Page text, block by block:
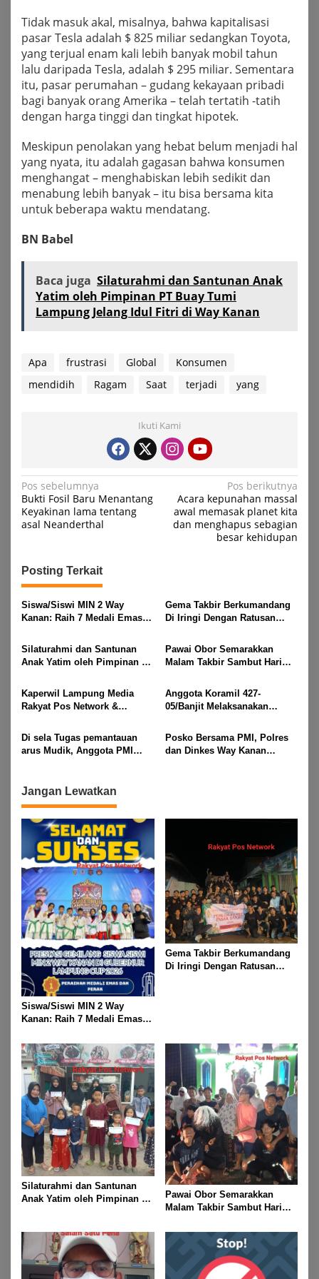
Tidak masuk akal, misalnya, bahwa kapitalisasi
pasar Tesla adalah $ 825 miliar sedangkan Toyota,
yang terjual enam kali lebih banyak mobil tahun
lalu daripada Tesla, adalah $ 295 miliar. Sementara
itu, pasar perumahan – gudang kekayaan pribadi
bagi banyak orang Amerika – telah tertatih -tatih
dengan harga tinggi dan tingkat hipotek.
Meskipun penolakan yang hebat belum menjadi hal
yang nyata, itu adalah gagasan bahwa konsumen
menghangat – menghabiskan lebih sedikit dan
menabung lebih banyak – itu bisa bersama kita
untuk beberapa waktu mendatang.
BN Babel
Baca juga Silaturahmi dan Santunan Anak
Yatim oleh Pimpinan PT Buay Tumi
Lampung Jelang Idul Fitri di Way Kanan
Apa frustrasi Global
Konsumen
mendidih
Ragam Saat terjadi yang
Ikuti Kami
Navigasi
pos
Pos sebelumnya
Bukti Fosil Baru Menantang
Keyakinan lama tentang
asal Neanderthal
Pos berikutnya
Acara kepunahan massal
awal memasak planet kita
dan menghapus sebagian
besar kehidupan
Posting Terkait
Siswa/Siswi MIN 2 Way
Kanan: Raih 7 Medali Emas
Gubernur Lampung Cup 2
Taekwondo Championship
2026
Gema Takbir Berkumandang
Di Iringi Dengan Ratusan
Rayakan Kemenangan Idul
Fitri 1447 H
Silaturahmi dan Santunan
Anak Yatim oleh Pimpinan PT
Idul Fitri di Way Kanan
Pawai Obor Semarakkan
Malam Takbir Sambut Hari
M, Di Kampung Simpang
Asam, Kecamatan Banjit
Kaperwil Lampung Media
Rakyat Pos Network &
Network,Tergabung Di Forum
DPC KWRI, Way Kanan :
Mengucapkan Selamat Hari
Anggota Koramil 427-
05/Banjit Melaksanakan
ogoh Di Wilayah Bali Sadhar,
Kecamatan Banjit
Di sela Tugas pemantauan
arus Mudik, Anggota PMI
Demi Selamatkan Nyawa
Posko Bersama PMI, Polres
dan Dinkes Way Kanan
Jangan Lewatkan
Siswa/Siswi MIN 2 Way
Kanan: Raih 7 Medali Emas
Gubernur Lampung Cup 2
Taekwondo Championship
2026
Gema Takbir Berkumandang
Di Iringi Dengan Ratusan
Silaturahmi dan Santunan
Anak Yatim oleh Pimpinan PT
Pawai Obor Semarakkan
Malam Takbir Sambut Hari
M, Di Kampung Simpang
Asam, Kecamatan Banjit